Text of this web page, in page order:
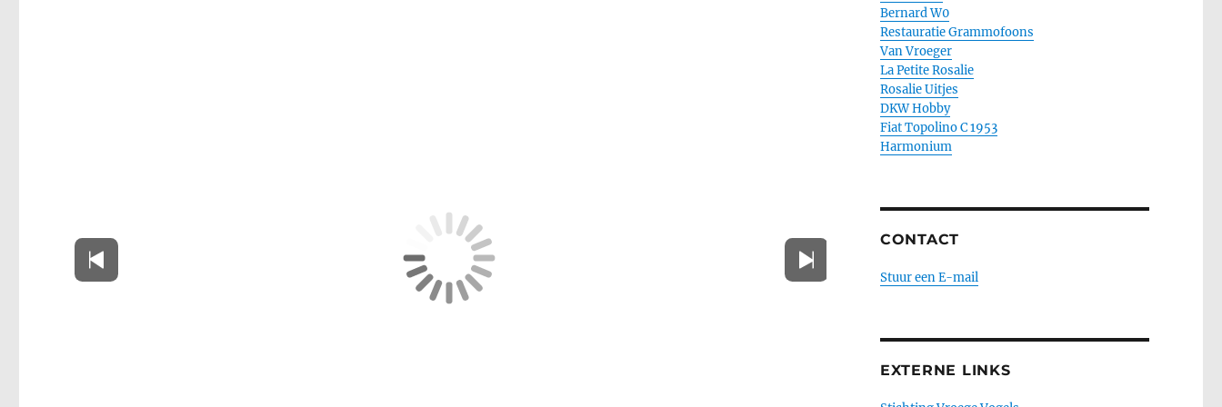
Bernard W0
Restauratie Grammofoons
Van Vroeger
La Petite Rosalie
Rosalie Uitjes
DKW Hobby
Fiat Topolino C 1953
Harmonium
CONTACT
Stuur een E-mail
EXTERNE LINKS